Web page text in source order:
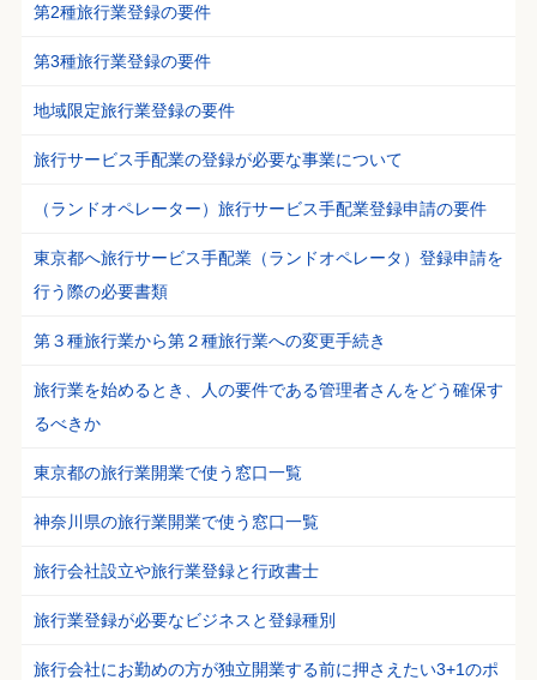
第2種旅行業登録の要件
第3種旅行業登録の要件
地域限定旅行業登録の要件
旅行サービス手配業の登録が必要な事業について
（ランドオペレーター）旅行サービス手配業登録申請の要件
東京都へ旅行サービス手配業（ランドオペレータ）登録申請を
行う際の必要書類
第３種旅行業から第２種旅行業への変更手続き
旅行業を始めるとき、人の要件である管理者さんをどう確保す
るべきか
東京都の旅行業開業で使う窓口一覧
神奈川県の旅行業開業で使う窓口一覧
旅行会社設立や旅行業登録と行政書士
旅行業登録が必要なビジネスと登録種別
旅行会社にお勤めの方が独立開業する前に押さえたい3+1のポ